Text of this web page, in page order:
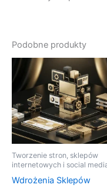
Podobne produkty
Tworzenie stron, sklepów
internetowych i social
Wdrożenia Sklepów